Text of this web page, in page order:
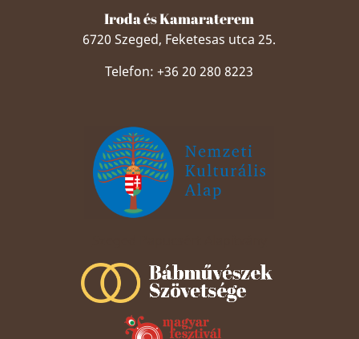
Iroda és Kamaraterem
6720 Szeged, Feketesas utca 25.
Telefon: +36 20 280 8223